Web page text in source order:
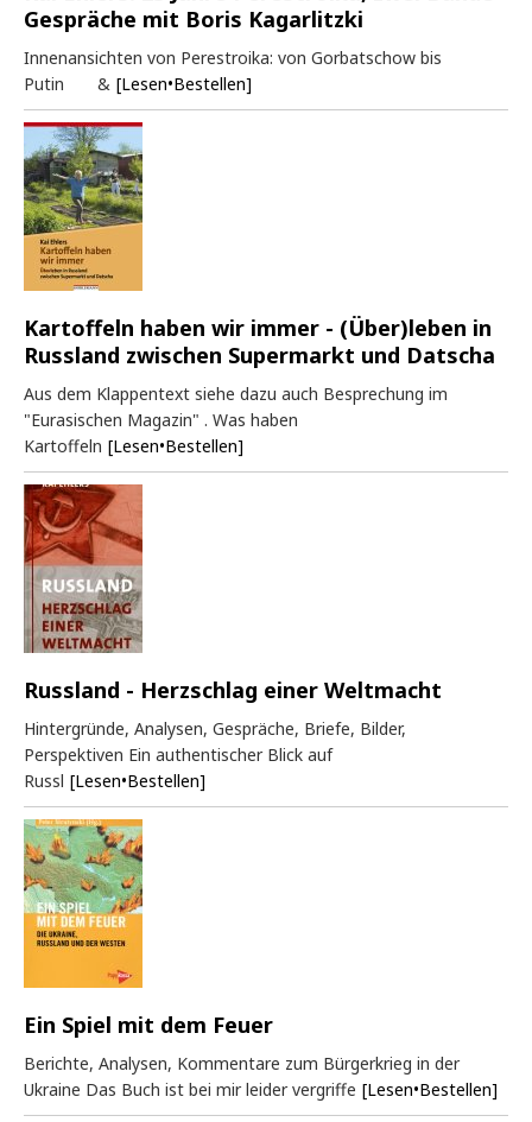
Gespräche mit Boris Kagarlitzki
Innenansichten von Perestroika: von Gorbatschow bis
Putin & [Lesen•Bestellen]
Kartoffeln haben wir immer - (Über)leben in
Russland zwischen Supermarkt und Datscha
Aus dem Klappentext siehe dazu auch Besprechung im
"Eurasischen Magazin" . Was haben
Kartoffeln [Lesen•Bestellen]
Russland - Herzschlag einer Weltmacht
Hintergründe, Analysen, Gespräche, Briefe, Bilder,
Perspektiven Ein authentischer Blick auf
Russl [Lesen•Bestellen]
Ein Spiel mit dem Feuer
Berichte, Analysen, Kommentare zum Bürgerkrieg in der
Ukraine Das Buch ist bei mir leider vergriffe [Lesen•Bestellen]